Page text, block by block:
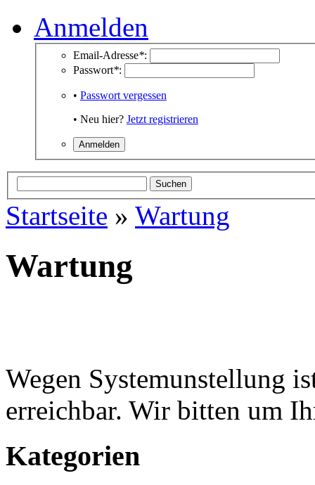
Anmelden
Email-Adresse*:
Passwort*:
• Passwort vergessen
• Neu hier? Jetzt registrieren
Startseite » Wartung
Wartung
Wegen Systemunstellung
erreichbar. Wir bitten um
Kategorien